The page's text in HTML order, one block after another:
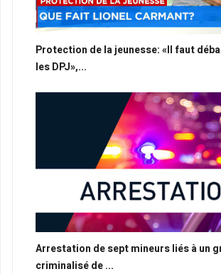
Protection de la jeunesse: «Il faut
les DPJ»,...
Arrestation de sept mineurs liés à un
criminalisé de ...